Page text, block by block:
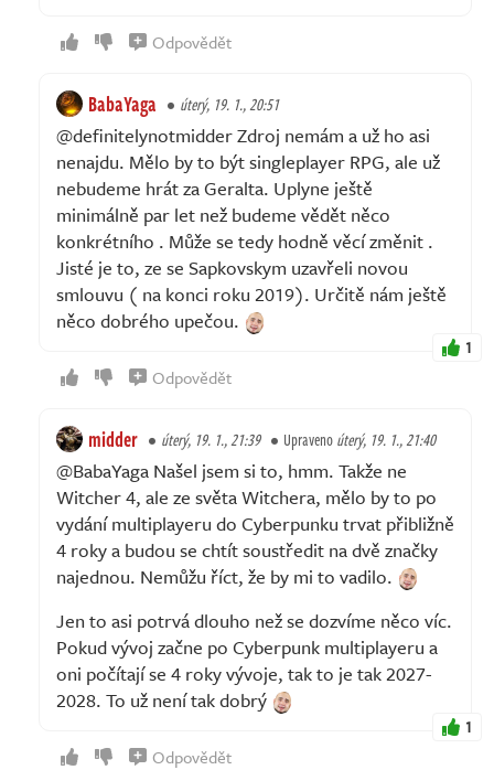
Odpovědět
BabaYaga úterý, 19. 1., 20:51
@definitelynotmidder Zdroj nemám a už ho asi
nenajdu. Mělo by to být singleplayer RPG, ale už
nebudeme hrát za Geralta. Uplyne ještě
minimálně par let než budeme vědět něco
konkrétního . Může se tedy hodně věcí změnit .
Jisté je to, ze se Sapkovskym uzavřeli novou
smlouvu ( na konci roku 2019). Určitě nám ještě
něco dobrého upečou.
1
Odpovědět
midder úterý, 19. 1., 21:39 Upravenoúterý, 19. 1., 21:40
@BabaYaga Našel jsem si to, hmm. Takže ne
Witcher 4, ale ze světa Witchera, mělo by to po
vydání multiplayeru do Cyberpunku trvat přibližně
4 roky a budou se chtít soustředit na dvě značky
najednou. Nemůžu říct, že by mi to vadilo.
Jen to asi potrvá dlouho než se dozvíme něco víc.
Pokud vývoj začne po Cyberpunk multiplayeru a
oni počítají se 4 roky vývoje, tak to je tak 2027-
2028. To už není tak dobrý
1
Odpovědět